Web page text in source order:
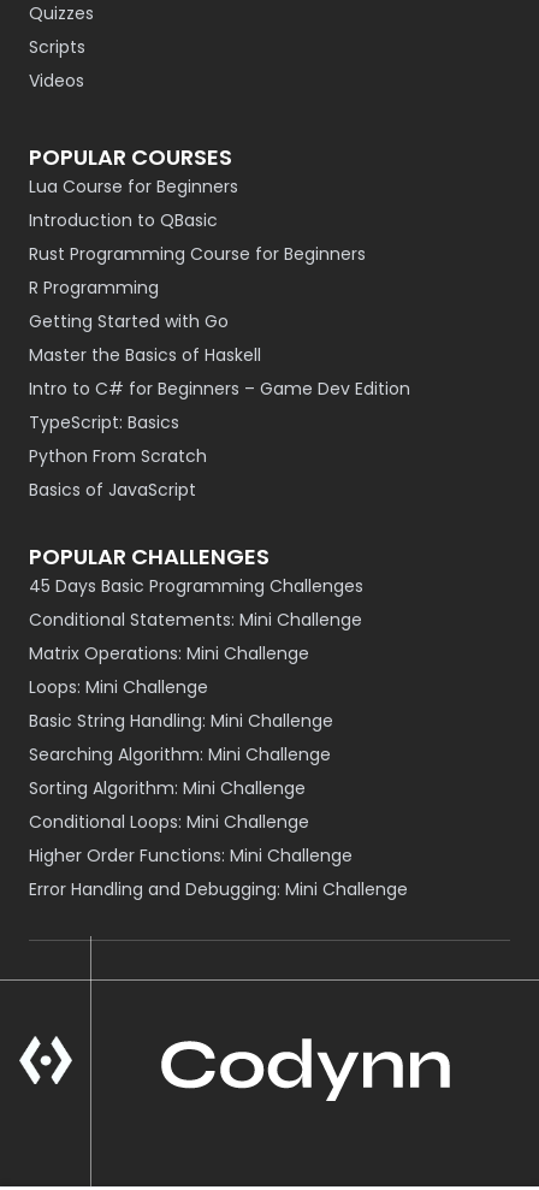
Quizzes
Scripts
Videos
POPULAR COURSES
Lua Course for Beginners
Introduction to QBasic
Rust Programming Course for Beginners
R Programming
Getting Started with Go
Master the Basics of Haskell
Intro to C# for Beginners – Game Dev Edition
TypeScript: Basics
Python From Scratch
Basics of JavaScript
POPULAR CHALLENGES
45 Days Basic Programming Challenges
Conditional Statements: Mini Challenge
Matrix Operations: Mini Challenge
Loops: Mini Challenge
Basic String Handling: Mini Challenge
Searching Algorithm: Mini Challenge
Sorting Algorithm: Mini Challenge
Conditional Loops: Mini Challenge
Higher Order Functions: Mini Challenge
Error Handling and Debugging: Mini Challenge